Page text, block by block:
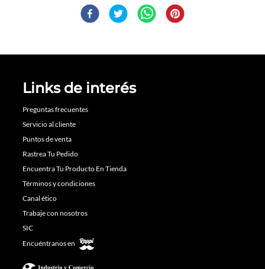
Links de interés
Preguntas frecuentes
Servicio al cliente
Puntos de venta
Rastrea Tu Pedido
Encuentra Tu Producto En Tienda
Términos y condiciones
Canal ético
Trabaje con nosotros
SIC
Encuéntranos en